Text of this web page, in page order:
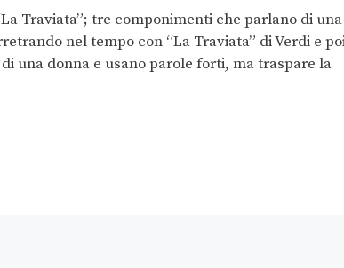
Traviata”; tre componimenti che parlano di una
nel tempo con “La Traviata” di Verdi e
una donna e usano parole forti, ma traspare la